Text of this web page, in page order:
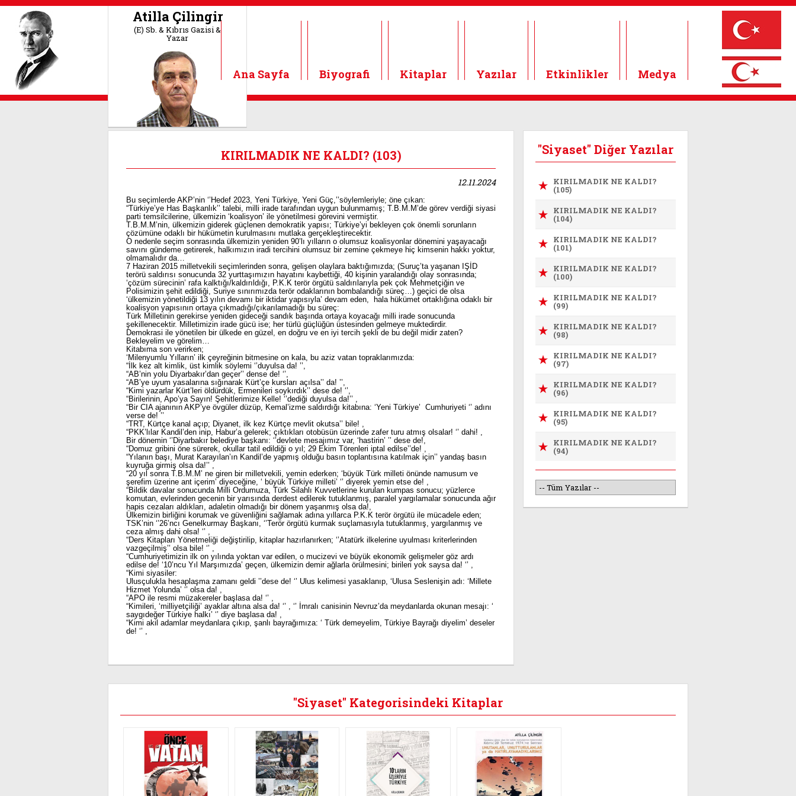
Atilla Çilingir
(E) Sb. & Kıbrıs Gazisi &
Yazar
Ana Sayfa Biyografi Kitaplar Yazılar Etkinlikler Medya
KIRILMADIK NE KALDI? (103)
12.11.2024
Bu seçimlerde AKP’nin ‘’Hedef 2023, Yeni Türkiye, Yeni Güç,’’söylemleriyle; öne çıkan:
“Türkiye’ye Has Başkanlık’’ talebi, milli irade tarafından uygun bulunmamış; T.B.M.M’de görev verdiği siyasi
parti temsilcilerine, ülkemizin ‘koalisyon’ ile yönetilmesi görevini vermiştir.
T.B.M.M’nin, ülkemizin giderek güçlenen demokratik yapısı; Türkiye’yi bekleyen çok önemli sorunların
çözümüne odaklı bir hükümetin kurulmasını mutlaka gerçekleştirecektir.
O nedenle seçim sonrasında ülkemizin yeniden 90’lı yılların o olumsuz koalisyonlar dönemini yaşayacağı
savını gündeme getirerek, halkımızın iradi tercihini olumsuz bir zemine çekmeye hiç kimsenin hakkı yoktur,
olmamalıdır da…
7 Haziran 2015 milletvekili seçimlerinden sonra, gelişen olaylara baktığımızda; (Suruç’ta yaşanan IŞİD
terörü saldırısı sonucunda 32 yurttaşımızın hayatını kaybettiği, 40 kişinin yaralandığı olay sonrasında;
‘çözüm sürecinin’ rafa kalktığı/kaldırıldığı, P.K.K terör örgütü saldırılarıyla pek çok Mehmetçiğin ve
Polisimizin şehit edildiği, Suriye sınırımızda terör odaklarının bombalandığı süreç…) geçici de olsa
‘ülkemizin yönetildiği 13 yılın devamı bir iktidar yapısıyla’ devam eden, hala hükümet ortaklığına odaklı bir
koalisyon yapısının ortaya çıkmadığı/çıkarılamadığı bu süreç:
Türk Milletinin gerekirse yeniden gideceği sandık başında ortaya koyacağı milli irade sonucunda
şekillenecektir. Milletimizin irade gücü ise; her türlü güçlüğün üstesinden gelmeye muktedirdir.
Demokrasi ile yönetilen bir ülkede en güzel, en doğru ve en iyi tercih şekli de bu değil midir zaten?
Bekleyelim ve görelim…
Kitabıma son verirken;
‘Milenyumlu Yılların’ ilk çeyreğinin bitmesine on kala, bu aziz vatan topraklarımızda:
“İlk kez alt kimlik, üst kimlik söylemi ‘’duyulsa da! ’’,
“AB’nin yolu Diyarbakır’dan geçer’’ dense de! ‘’,
“AB’ye uyum yasalarına sığınarak Kürt’çe kursları açılsa’’ da! ’’,
“Kimi yazarlar Kürt’leri öldürdük, Ermenileri soykırdık’’ dese de! ‘’,
“Birilerinin, Apo’ya Sayın! Şehitlerimize Kelle! ‘’dediği duyulsa da!’’ ,
“Bir CIA ajanının AKP’ye övgüler düzüp, Kemal’izme saldırdığı kitabına: ‘Yeni Türkiye’ Cumhuriyeti ‘’ adını
verse de! ’’
“TRT, Kürtçe kanal açıp; Diyanet, ilk kez Kürtçe mevlit okutsa’’ bile! ,
“PKK’lılar Kandil’den inip, Habur’a gelerek; çıktıkları otobüsün üzerinde zafer turu atmış olsalar! ‘’ dahi! ,
Bir dönemin ‘’Diyarbakır belediye başkanı: ‘’devlete mesajımız var, ‘hastirin’ ’’ dese de!,
“Domuz gribini öne sürerek, okullar tatil edildiği o yıl; 29 Ekim Törenleri iptal edilse’’de! ,
“Yılanın başı, Murat Karayılan’ın Kandil’de yapmış olduğu basın toplantısına katılmak için’’ yandaş basın
kuyruğa girmiş olsa da!’’ ,
“20 yıl sonra T.B.M.M’ ne giren bir milletvekili, yemin ederken; ‘büyük Türk milleti önünde namusum ve
şerefim üzerine ant içerim’ diyeceğine, ‘ büyük Türkiye milleti’ ‘’ diyerek yemin etse de! ,
“Bildik davalar sonucunda Milli Ordumuza, Türk Silahlı Kuvvetlerine kurulan kumpas sonucu; yüzlerce
komutan, evlerinden gecenin bir yarısında derdest edilerek tutuklanmış, paralel yargılamalar sonucunda ağır
hapis cezaları aldıkları, adaletin olmadığı bir dönem yaşanmış olsa da!,
Ülkemizin birliğini korumak ve güvenliğini sağlamak adına yıllarca P.K.K terör örgütü ile mücadele eden;
TSK’nin ‘’26’ncı Genelkurmay Başkanı, ‘’Terör örgütü kurmak suçlamasıyla tutuklanmış, yargılanmış ve
ceza almış dahi olsa! ‘’ ,
“Ders Kitapları Yönetmeliği değiştirilip, kitaplar hazırlanırken; ‘’Atatürk ilkelerine uyulması kriterlerinden
vazgeçilmiş’’ olsa bile! ‘’ ,
“Cumhuriyetimizin ilk on yılında yoktan var edilen, o mucizevi ve büyük ekonomik gelişmeler göz ardı
edilse de! ‘10’ncu Yıl Marşımızda’ geçen, ülkemizin demir ağlarla örülmesini; birileri yok saysa da! ‘’ ,
“Kimi siyasiler:
Ulusçulukla hesaplaşma zamanı geldi ’’dese de! ‘’ Ulus kelimesi yasaklanıp, ‘Ulusa Seslenişin adı: ‘Millete
Hizmet Yolunda’ ‘’ olsa da! ,
“APO ile resmi müzakereler başlasa da! ‘’ ,
“Kimileri, ‘milliyetçiliği’ ayaklar altına alsa da! ‘’ , ‘’ İmralı canisinin Nevruz’da meydanlarda okunan mesajı: ‘
saygıdeğer Türkiye halkı’ ‘’ diye başlasa da! ,
“Kimi akil adamlar meydanlara çıkıp, şanlı bayrağımıza: ‘ Türk demeyelim, Türkiye Bayrağı diyelim’ deseler
de! ‘’ ,
"Siyaset" Diğer Yazılar
KIRILMADIK NE KALDI?
(105)
KIRILMADIK NE KALDI?
(104)
KIRILMADIK NE KALDI?
(101)
KIRILMADIK NE KALDI?
(100)
KIRILMADIK NE KALDI?
(99)
KIRILMADIK NE KALDI?
(98)
KIRILMADIK NE KALDI?
(97)
KIRILMADIK NE KALDI?
(96)
KIRILMADIK NE KALDI?
(95)
KIRILMADIK NE KALDI?
(94)
"Siyaset" Kategorisindeki Kitaplar